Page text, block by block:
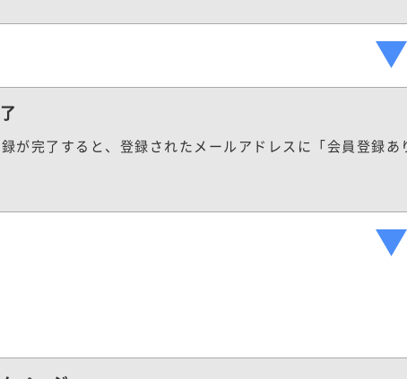
が完了すると、登録されたメールアドレスに「会員登録